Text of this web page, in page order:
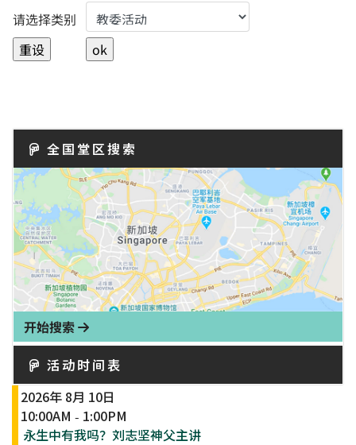
请选择类别
Select a Category to filter list
全国堂区搜索
开始搜索
活动时间表
2026年 8月 10日
10:00AM - 1:00PM
永生中有我吗？刘志坚神父主讲